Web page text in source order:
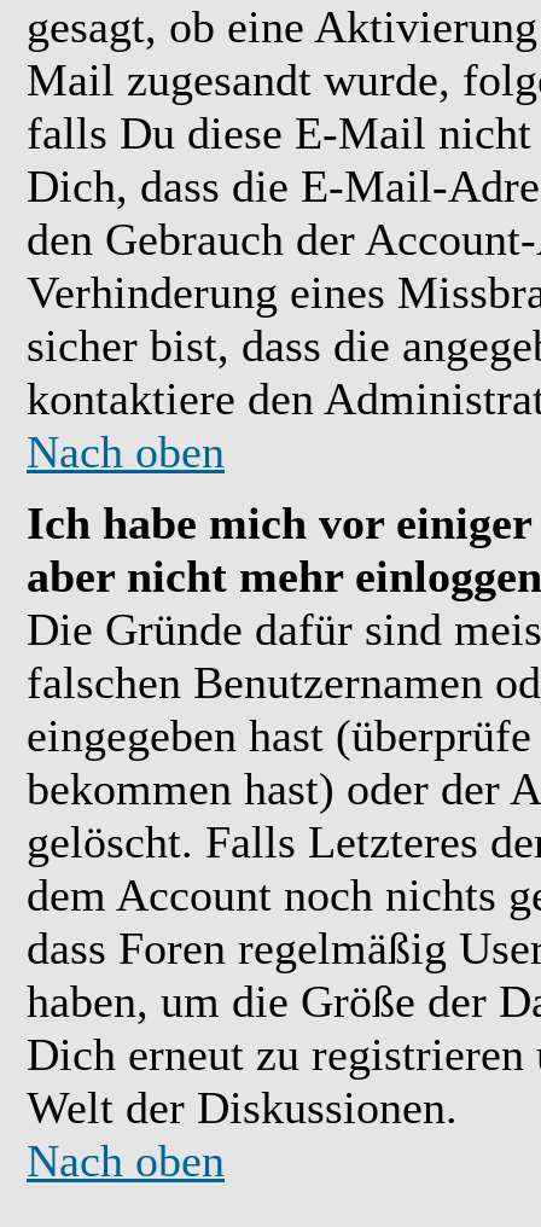
gesagt, ob eine
Mail zugesandt wurde,
falls Du diese E-Mail nicht
Dich, dass die E-Mail-
den Gebrauch der
Verhinderung eines
sicher bist, dass die
kontaktiere den
Nach oben
Ich habe mich vor
aber nicht mehr
Die Gründe dafür sind
falschen Benutzernamen
eingegeben hast
bekommen hast) oder der
gelöscht. Falls Letzteres
dem Account noch nichts
dass Foren regelmäßig
haben, um die Größe der
Dich erneut zu
Welt der Diskussionen.
Nach oben